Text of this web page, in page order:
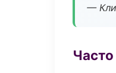
—